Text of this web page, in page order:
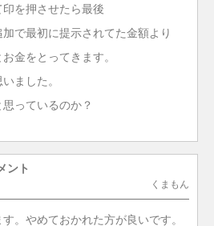
を押させたら最後
で最初に提示されてた金額より
金をとってきます。
ました。
っているのか？
ント
くまもん
。やめておかれた方が良いです。